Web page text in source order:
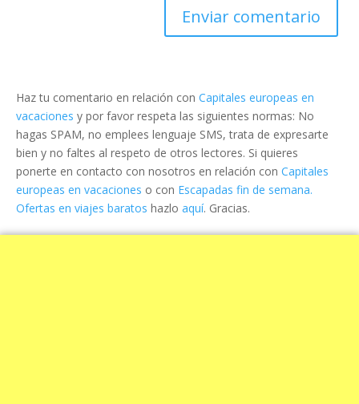
Haz tu comentario en relación con Capitales europeas en
vacaciones y por favor respeta las siguientes normas: No
hagas SPAM, no emplees lenguaje SMS, trata de expresarte
bien y no faltes al respeto de otros lectores. Si quieres
ponerte en contacto con nosotros en relación con Capitales
europeas en vacaciones o con Escapadas fin de semana.
Ofertas en viajes baratos hazlo aquí. Gracias.